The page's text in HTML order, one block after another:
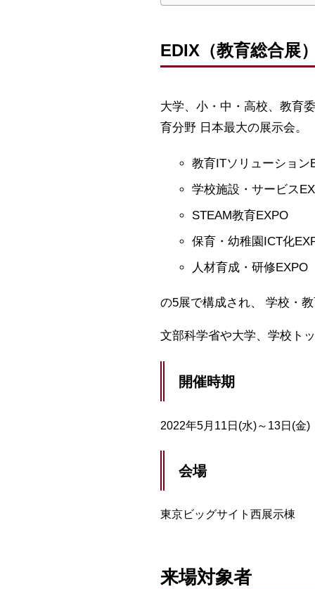
EDIX（教育総合展
大学、小・中・高校、教育
育分野 日本最大の展示会。
教育ITソリューション
学校施設・サービス
STEAM教育EXPO
保育・幼稚園ICT化
人材育成・研修EXPO
の5展で構成され、 学校・
文部科学省や大学、学校ト
開催時期
2022年5月11日(水)～13日(金)
会場
東京ビッグサイト西展示棟
来場対象者